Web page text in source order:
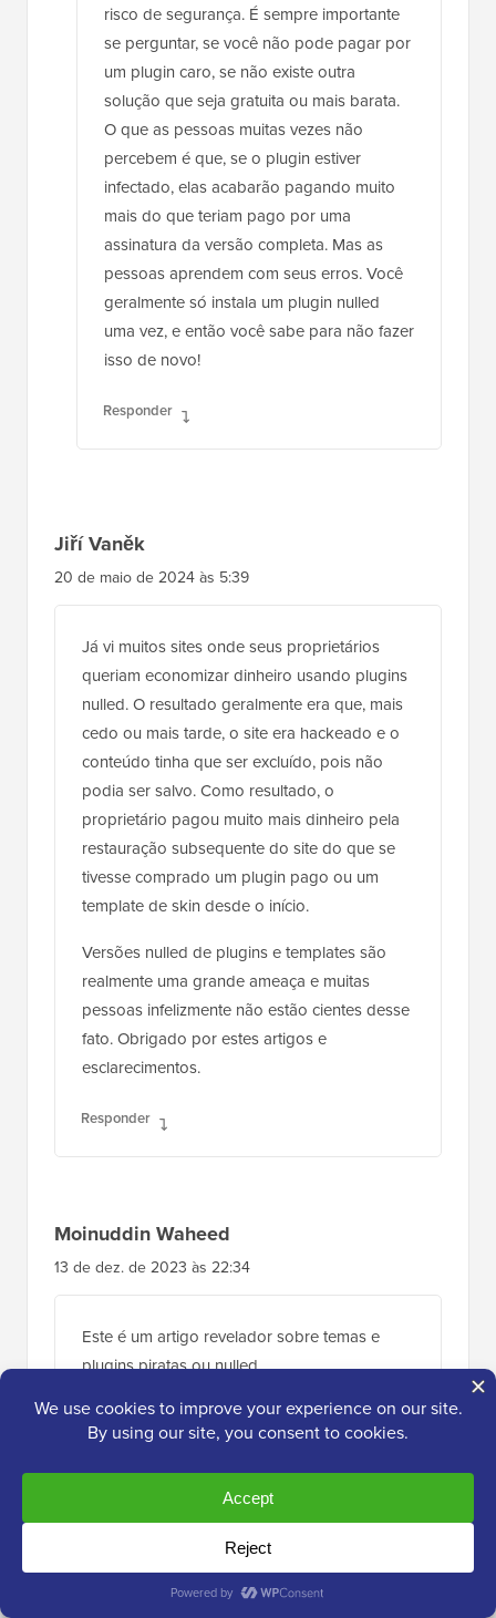
risco de segurança. É sempre importante
se perguntar, se você não pode pagar por
um plugin caro, se não existe outra
solução que seja gratuita ou mais barata.
O que as pessoas muitas vezes não
percebem é que, se o plugin estiver
infectado, elas acabarão pagando muito
mais do que teriam pago por uma
assinatura da versão completa. Mas as
pessoas aprendem com seus erros. Você
geralmente só instala um plugin nulled
uma vez, e então você sabe para não fazer
isso de novo!
Responder
Jiří Vaněk
20 de maio de 2024 às 5:39
Já vi muitos sites onde seus proprietários
queriam economizar dinheiro usando plugins
nulled. O resultado geralmente era que, mais
cedo ou mais tarde, o site era hackeado e o
conteúdo tinha que ser excluído, pois não
podia ser salvo. Como resultado, o
proprietário pagou muito mais dinheiro pela
restauração subsequente do site do que se
tivesse comprado um plugin pago ou um
template de skin desde o início.
Versões nulled de plugins e templates são
realmente uma grande ameaça e muitas
pessoas infelizmente não estão cientes desse
fato. Obrigado por estes artigos e
esclarecimentos.
Responder
Moinuddin Waheed
13 de dez. de 2023 às 22:34
Este é um artigo revelador sobre temas e
plugins piratas ou nulled.
e plugins premium em seus sites por um valor
Eu costumava pensar que tudo bem vender
Eu mesmo usei alguns deles, mas nunca
soube que era, na verdade, uma porta de
entrada para ameaças de segurança.